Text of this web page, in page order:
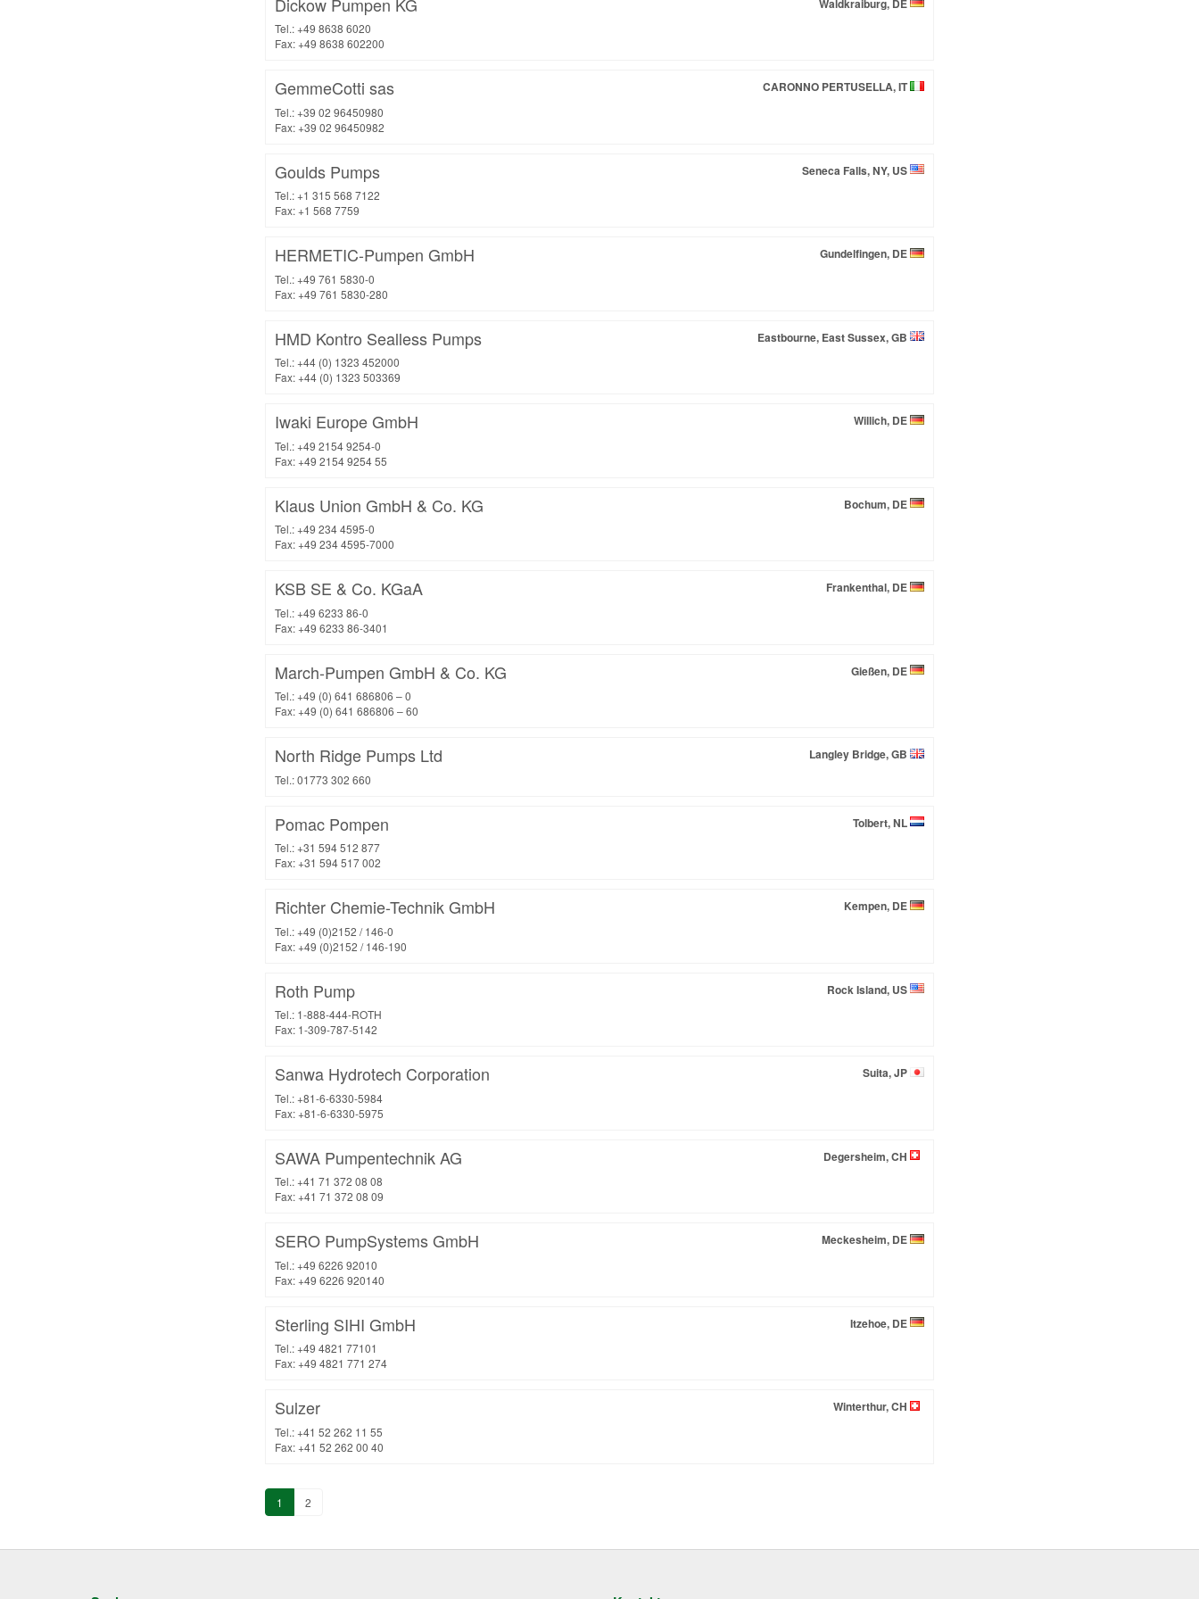
Tel.: +49 8638 6020
Fax: +49 8638 602200
CARONNO PERTUSELLA, IT
GemmeCotti sas
Tel.: +39 02 96450980
Fax: +39 02 96450982
Seneca Falls, NY, US
Goulds Pumps
Tel.: +1 315 568 7122
Fax: +1 568 7759
Gundelfingen, DE
HERMETIC-Pumpen GmbH
Tel.: +49 761 5830-0
Fax: +49 761 5830-280
Eastbourne, East Sussex, GB
HMD Kontro Sealless Pumps
Tel.: +44 (0) 1323 452000
Fax: +44 (0) 1323 503369
Willich, DE
Iwaki Europe GmbH
Tel.: +49 2154 9254-0
Fax: +49 2154 9254 55
Bochum, DE
Klaus Union GmbH & Co. KG
Tel.: +49 234 4595-0
Fax: +49 234 4595-7000
Frankenthal, DE
KSB SE & Co. KGaA
Tel.: +49 6233 86-0
Fax: +49 6233 86-3401
Gießen, DE
March-Pumpen GmbH & Co. KG
Tel.: +49 (0) 641 686806 – 0
Fax: +49 (0) 641 686806 – 60
Langley Bridge, GB
North Ridge Pumps Ltd
Tel.: 01773 302 660
Tolbert, NL
Pomac Pompen
Tel.: +31 594 512 877
Fax: +31 594 517 002
Kempen, DE
Richter Chemie-Technik GmbH
Tel.: +49 (0)2152 / 146-0
Fax: +49 (0)2152 / 146-190
Rock Island, US
Roth Pump
Tel.: 1-888-444-ROTH
Fax: 1-309-787-5142
Suita, JP
Sanwa Hydrotech Corporation
Tel.: +81-6-6330-5984
Fax: +81-6-6330-5975
Degersheim, CH
SAWA Pumpentechnik AG
Tel.: +41 71 372 08 08
Fax: +41 71 372 08 09
Meckesheim, DE
SERO PumpSystems GmbH
Tel.: +49 6226 92010
Fax: +49 6226 920140
Itzehoe, DE
Sterling SIHI GmbH
Tel.: +49 4821 77101
Fax: +49 4821 771 274
Winterthur, CH
Sulzer
Tel.: +41 52 262 11 55
Fax: +41 52 262 00 40
1 2